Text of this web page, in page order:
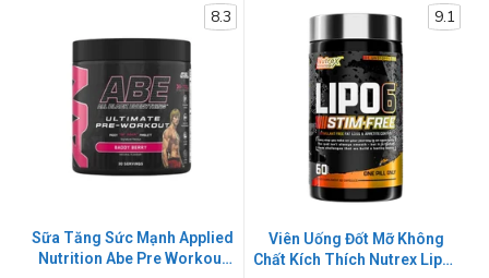
8.3
Sữa Tăng Sức Mạnh Applied
Nutrition Abe Pre Workout
9.1
Viên Uống Đốt Mỡ Không
Chất Kích Thích Nutrex Lipo-